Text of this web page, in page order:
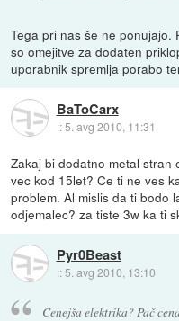
Tega pri nas še ne ponujajo.
so omejitve za dodaten
uporabnik spremlja porabo
BaToCarx
::5. avg 2010, 11:31
Zakaj bi dodatno metal stran
vec kod 15let? Ce ti ne ves
problem. Al mislis da ti bodo
odjemalec? za tiste 3w ka ti
Pyr0Beast
:: 5. avg 2010, 13:10
Cenejša elektrika? Pač